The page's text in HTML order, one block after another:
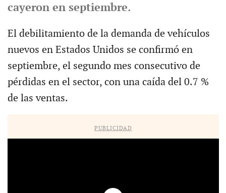
cayeron en septiembre.
El debilitamiento de la demanda de vehículos
nuevos en Estados Unidos se confirmó en
septiembre, el segundo mes consecutivo de
pérdidas en el sector, con una caída del 0.7 %
de las ventas.
PUBLICIDAD